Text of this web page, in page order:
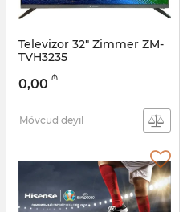
Televizor 32" Zimmer ZM-
TVH3235
12011239
0,00 ₼
Mövcud deyil